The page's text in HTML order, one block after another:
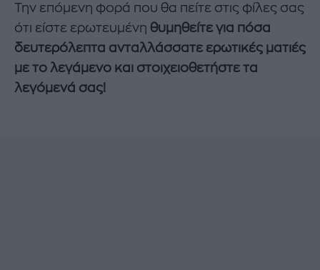
Την επόμενη φορά που θα πείτε στις φίλες σας
ότι είστε ερωτευμένη θυμηθείτε για πόσα
δευτερόλεπτα ανταλλάσσατε ερωτικές ματιές
με το λεγάμενο και στοιχειοθετήστε τα
λεγόμενά σας!